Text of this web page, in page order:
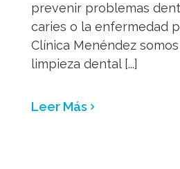
prevenir problemas
caries o la enfermedad
Clínica Menéndez
limpieza dental [...]
Leer Más